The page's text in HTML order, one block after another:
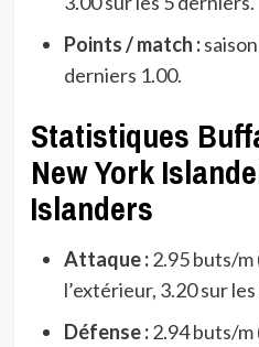
Points / match :saison
derniers 1.00.
Statistiques
New York
Islanders
Attaque :2.95 buts/m
l’extérieur, 3.20 sur
Défense :2.94 buts/m